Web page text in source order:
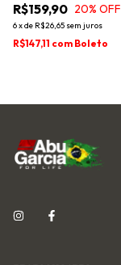
R$159,90 20% OFF
6xde R$26,65 sem juros
R$147,11 com Boleto